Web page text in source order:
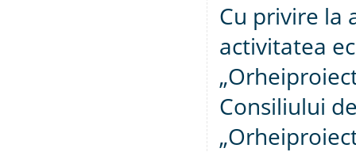
Cu privire la
activitatea
Consiliului